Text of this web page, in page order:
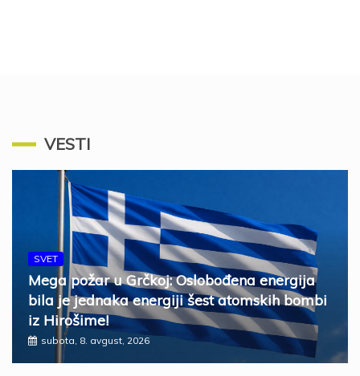
VESTI
SVET
Mega požar u Grčkoj: Oslobođena energija
bila je jednaka energiji šest atomskih bombi
iz Hirošime!
subota, 8. avgust, 2026